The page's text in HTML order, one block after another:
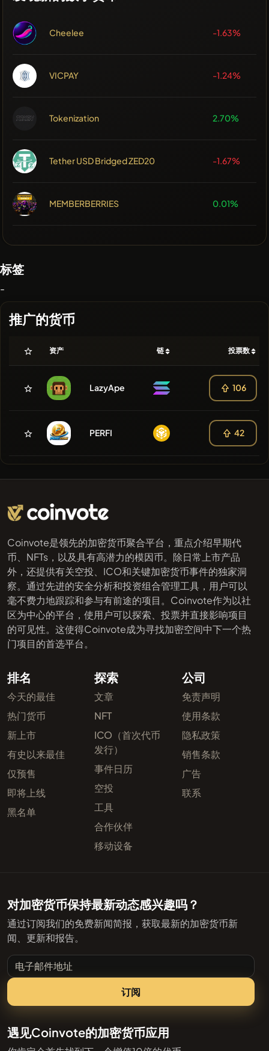
Cheelee -1.63%
VICPAY -1.24%
Tokenization 2.70%
Tether USD Bridged ZED20 -1.67%
MEMBERBERRIES 0.01%
标签
-
推广的货币
资产 链 投票数
LazyApe 106
PERFI 42
Coinvote是领先的加密货币聚合平台，重点介绍早期代
币、NFTs，以及具有高潜力的模因币。除日常上市产品
外，还提供有关空投、ICO和关键加密货币事件的独家洞
察。通过先进的安全分析和投资组合管理工具，用户可以
毫不费力地跟踪和参与有前途的项目。Coinvote作为以社
区为中心的平台，使用户可以探索、投票并直接影响项目
的可见性。这使得Coinvote成为寻找加密空间中下一个热
门项目的首选平台。
排名
今天的最佳
热门货币
新上市
有史以来最佳
仅预售
即将上线
黑名单
探索
文章
NFT
ICO（首次代币
发行）
事件日历
空投
工具
合作伙伴
移动设备
公司
免责声明
使用条款
隐私政策
销售条款
广告
联系
对加密货币保持最新动态感兴趣吗？
通过订阅我们的免费新闻简报，获取最新的加密货币新
闻、更新和报告。
电子邮件地址
订阅
遇见Coinvote的加密货币应用